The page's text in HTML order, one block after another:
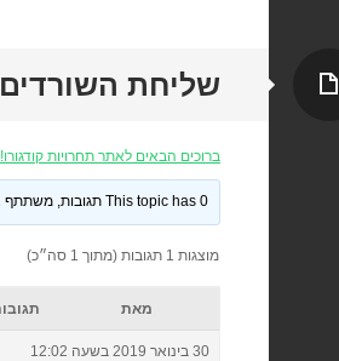
שליחת השורדים עמוד
ברוכים הבאים לאתר תחרויות קודגורו!
This topic has 0 תגובות, משתתף 1, and was last updated
מוצגות 1 תגובות (מתוך 1 סה״כ)
מאת
30 בינואר 2019 בשעה 12:02